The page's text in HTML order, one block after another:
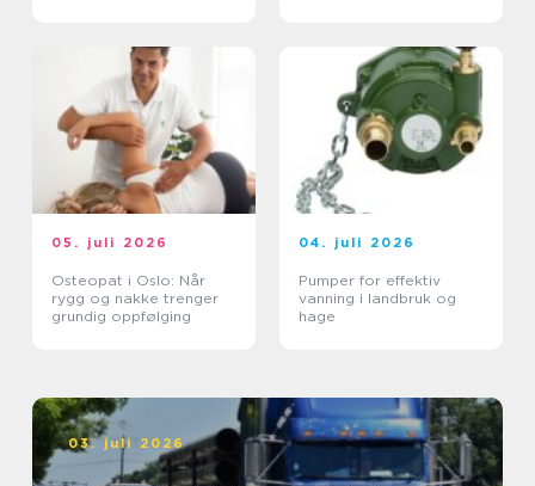
05. juli 2026
Osteopat i Oslo: Når
rygg og nakke trenger
grundig oppfølging
04. juli 2026
Pumper for effektiv
vanning i landbruk og
hage
03. juli 2026